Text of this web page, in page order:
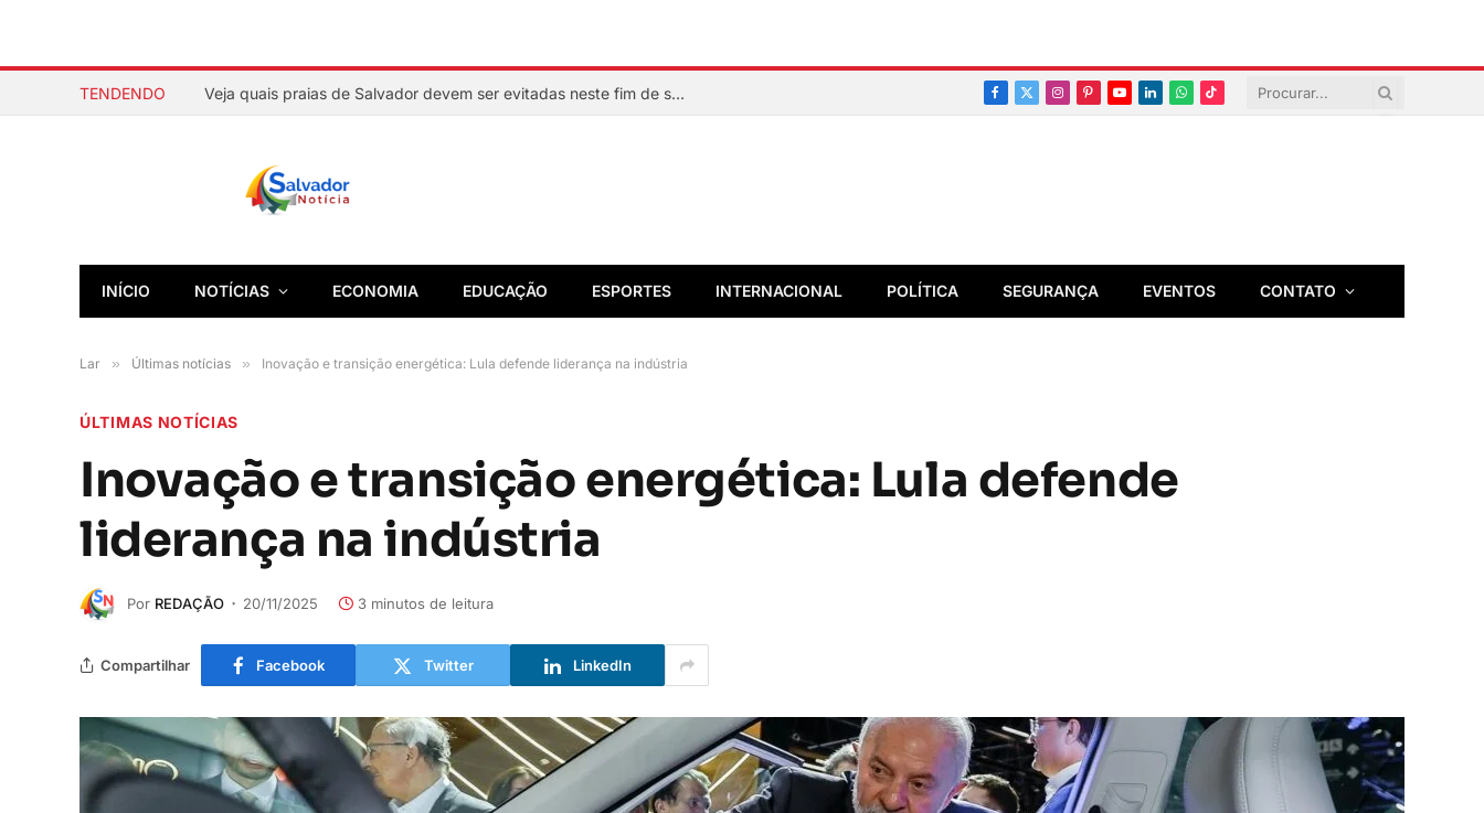
TENDENDO Veja quais praias de Salvador devem ser evitadas neste fim de semana
Facebook
X
Instagram
PinterestYouTubeLinkedInWhatsapp
TikTok
INÍCIO NOTÍCIAS ECONOMIA EDUCAÇÃO ESPORTES INTERNACIONAL POLÍTICA SEGURANÇA EVENTOS CONTATO
Lar » Últimas notícias » Inovação e transição energética: Lula defende liderança na indústria
ÚLTIMAS NOTÍCIAS
Inovação e transição energética: Lula defende
liderança na indústria
Por REDAÇÃO 20/11/2025 3 minutos de leitura
Compartilhar Facebook Twitter LinkedIn